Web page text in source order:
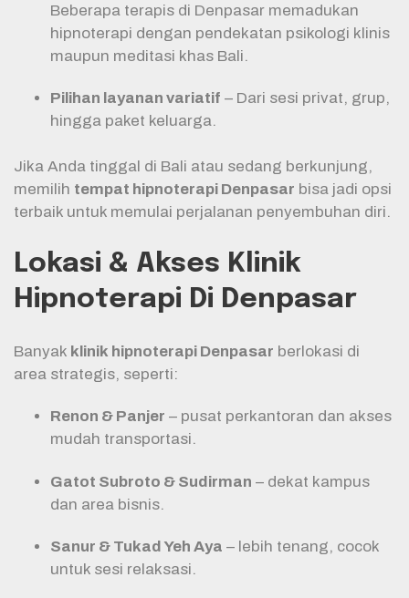
Beberapa terapis di Denpasar memadukan
hipnoterapi dengan pendekatan psikologi klinis
maupun meditasi khas Bali.
Pilihan layanan variatif – Dari sesi privat, grup,
hingga paket keluarga.
Jika Anda tinggal di Bali atau sedang berkunjung,
memilih tempat hipnoterapi Denpasar bisa jadi opsi
terbaik untuk memulai perjalanan penyembuhan diri.
Lokasi & Akses Klinik
Hipnoterapi Di Denpasar
Banyak klinik hipnoterapi Denpasar berlokasi di
area strategis, seperti:
Renon & Panjer – pusat perkantoran dan akses
mudah transportasi.
Gatot Subroto & Sudirman – dekat kampus
dan area bisnis.
Sanur & Tukad Yeh Aya – lebih tenang, cocok
untuk sesi relaksasi.